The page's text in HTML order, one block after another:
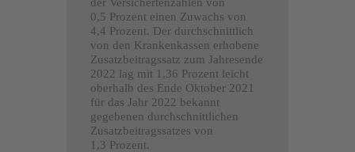
0,5 Prozent einen Zuwachs von
4,4 Prozent. Der durchschnittlich
von den Krankenkassen erhobene
Zusatzbeitragssatz zum Jahresende
2022 lag mit 1,36 Prozent leicht
oberhalb des Ende Oktober 2021
für das Jahr 2022 bekannt
gegebenen durchschnittlichen
Zusatzbeitragssatzes von
1,3 Prozent.